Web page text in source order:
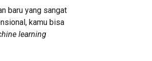
baru yang sangat
kamu bisa
learning